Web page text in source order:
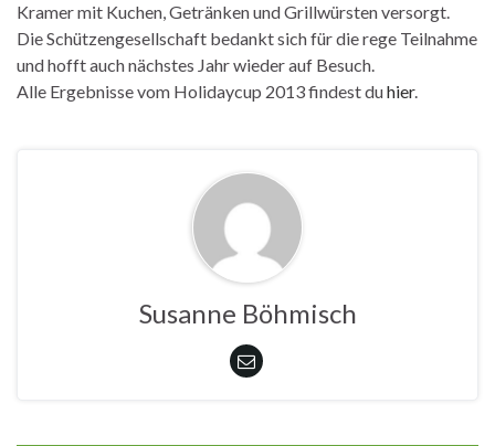
Kramer mit Kuchen, Getränken und Grillwürsten versorgt.
Die Schützengesellschaft bedankt sich für die rege Teilnahme
und hofft auch nächstes Jahr wieder auf Besuch.
Alle Ergebnisse vom Holidaycup 2013 findest duhier.
Susanne Böhmisch